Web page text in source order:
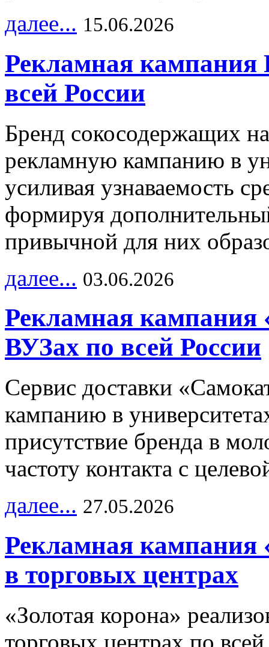
далее... 15.06.2026
Рекламная
всей России
Бренд сокосодержащих
рекламную кампанию в
усиливая узнаваемость
формируя
привычной для них
далее... 03.06.2026
Рекламная кампания
ВУЗах по всей России
Сервис доставки
кампанию в
присутствие бренда в
частоту контакта с
далее... 27.05.2026
Рекламная кампания
в торговых центрах
«Золотая корона»